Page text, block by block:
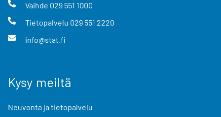
Vaihde 029 551 1000
Tietopalvelu 029 551 2220
info@stat.fi
Kysy meiltä
Neuvonta ja tietopalvelu